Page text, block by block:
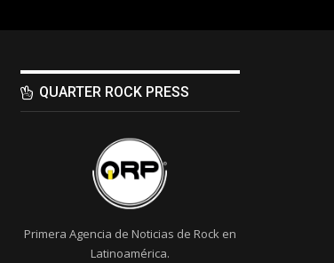
QUARTER ROCK PRESS
Primera Agencia de Noticias de Rock en
Latinoamérica.